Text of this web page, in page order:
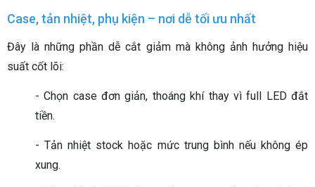
Case, tản nhiệt, phụ kiện – nơi dễ tối ưu nhất
Đây là những phần dễ cắt giảm mà không ảnh hưởng hiệu
suất cốt lõi:
- Chọn case đơn giản, thoáng khí thay vì full LED đắt
tiền.
- Tản nhiệt stock hoặc mức trung bình nếu không ép
xung.